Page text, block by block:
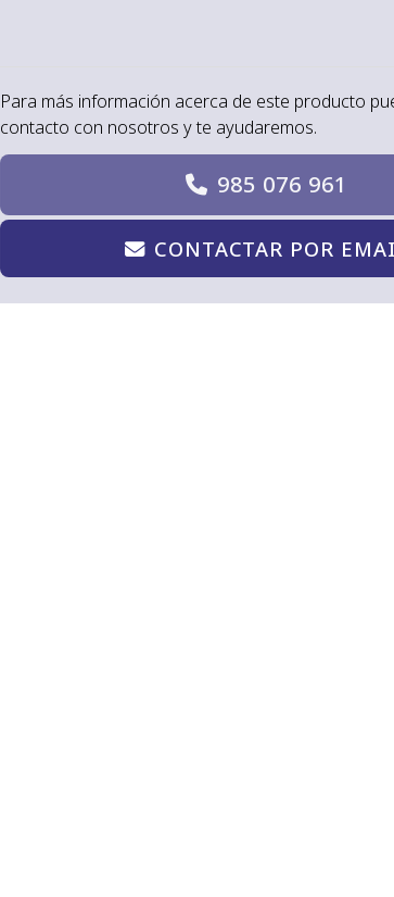
Para más información acerca de este producto
contacto con nosotros y te ayudaremos.
985 076 961
CONTACTAR POR